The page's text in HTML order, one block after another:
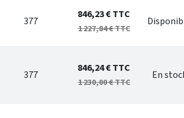
377
846,23 €TTC
1 227,84 €TTC
377
846,24 €TTC
1 230,00 €TTC
En